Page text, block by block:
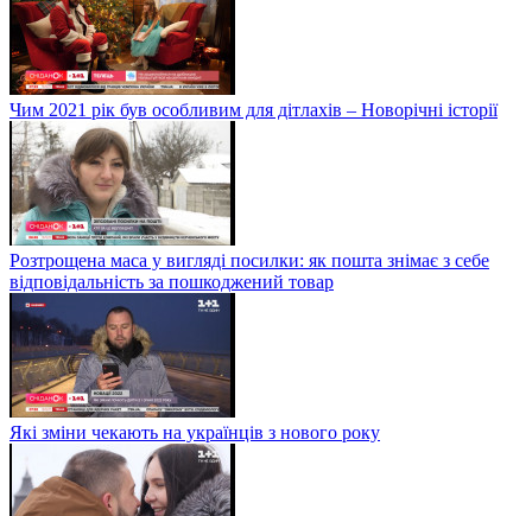
Чим 2021 рік був особливим для дітлахів – Новорічні історії
Розтрощена маса у вигляді посилки: як пошта знімає з себе
відповідальність за пошкоджений товар
Які зміни чекають на українців з нового року